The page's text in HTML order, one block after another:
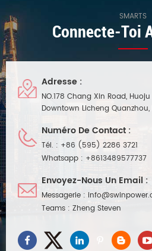
SMARTS
Connecte-Toi
Adresse :
NO.178 Chang Xin Road,
Downtown Licheng
Numéro De Contact :
Tél. : +86 (595) 2286 3721
Whatsapp : +8613489577737
Envoyez-Nous Un Email :
Messagerie :
Teams : Zheng Steven